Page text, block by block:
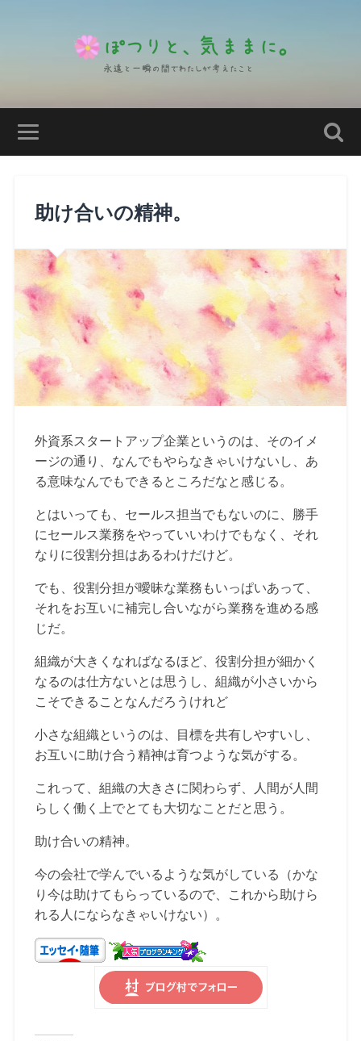
助け合いの精神。
外資系スタートアップ企業というのは、そのイメ
ージの通り、なんでもやらなきゃいけないし、あ
る意味なんでもできるところだなと感じる。
とはいっても、セールス担当でもないのに、勝手
にセールス業務をやっていいわけでもなく、それ
なりに役割分担はあるわけだけど。
でも、役割分担が曖昧な業務もいっぱいあって、
それをお互いに補完し合いながら業務を進める感
じだ。
組織が大きくなればなるほど、役割分担が細かく
なるのは仕方ないとは思うし、組織が小さいから
こそできることなんだろうけれど
小さな組織というのは、目標を共有しやすいし、
お互いに助け合う精神は育つような気がする。
これって、組織の大きさに関わらず、人間が人間
らしく働く上でとても大切なことだと思う。
助け合いの精神。
今の会社で学んでいるような気がしている（かな
り今は助けてもらっているので、これから助けら
れる人にならなきゃいけない）。